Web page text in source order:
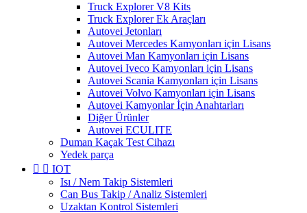
Truck Explorer V8 Kits
Truck Explorer Ek Araçları
Autovei Jetonları
Autovei Mercedes Kamyonları için Lisans
Autovei Man Kamyonları için Lisans
Autovei Iveco Kamyonları için Lisans
Autovei Scania Kamyonları için Lisans
Autovei Volvo Kamyonları için Lisans
Autovei Kamyonlar İçin Anahtarları
Diğer Ürünler
Autovei ECULITE
Duman Kaçak Test Cihazı
Yedek parça
  IOT
Isı / Nem Takip Sistemleri
Can Bus Takip / Analiz Sistemleri
Uzaktan Kontrol Sistemleri